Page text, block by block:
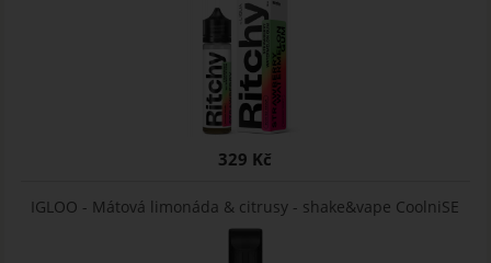
329 Kč
IGLOO - Mátová limonáda & citrusy - shake&vape CoolniSE